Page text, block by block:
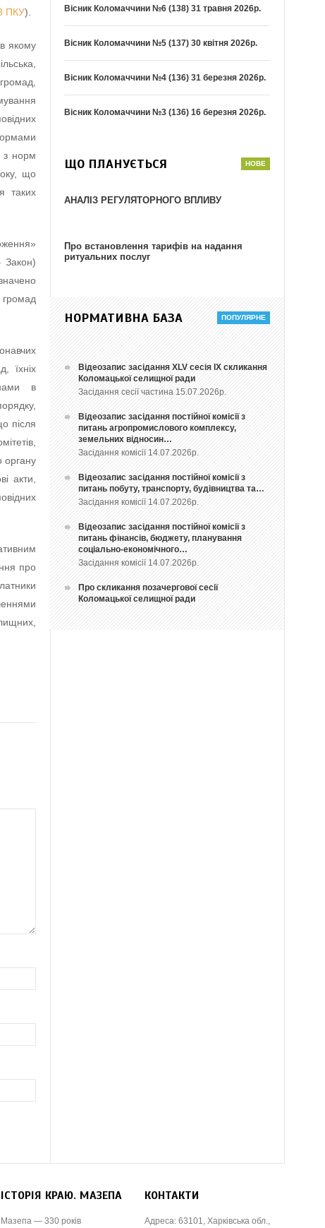
ПКУ).
якому
з норм
що
таких
Закон)
громад
їхніх
в
після
органу
акти,
про
Вісник Коломаччини №6 (138) 31 травня 2026р.
Вісник Коломаччини №5 (137) 30 квітня 2026р.
Вісник Коломаччини №4 (136) 31 березня 2026р.
Вісник Коломаччини №3 (136) 16 березня 2026р.
ЩО ПЛАНУЄТЬСЯ
АНАЛІЗ РЕГУЛЯТОРНОГО ВПЛИВУ
Про встановлення тарифів на надання
ритуальних послуг
НОРМАТИВНА БАЗА
Відеозапис засідання ХLV сесія ІХ скликання
Коломацької селищної ради
Засідання сесії частина 15.07.2026р.
Відеозапис засідання постійної комісії з
питань агропромислового комплексу,
земельних відносин…
Засідання комісії 14.07.2026р.
Відеозапис засідання постійної комісії з
питань побуту, транспорту, будівництва та…
Засідання комісії 14.07.2026р.
Відеозапис засідання постійної комісії з
питань фінансів, бюджету, планування
соціально-економічного…
Засідання комісії 14.07.2026р.
Про скликання позачергової сесії
Коломацької селищної ради
ІСТОРІЯ КРАЮ. МАЗЕПА
Мазепа — 330 років
КОНТАКТИ
Адреса: 63101, Харківська обл.,